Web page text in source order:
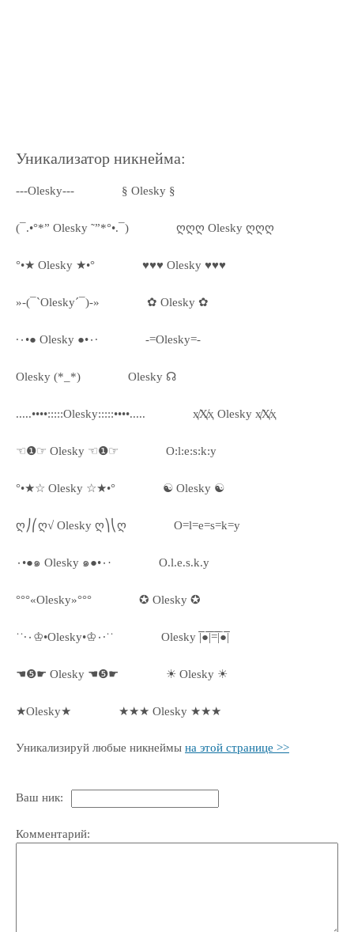
Уникализатор никнейма:
---Olesky--- § Olesky §
(¯.•°*” Olesky ˜”*°•.¯) ღღღ Olesky ღღღ
°•★ Olesky ★•° ♥♥♥ Olesky ♥♥♥
»-(¯`Olesky´¯)-» ✿ Olesky ✿
·٠•● Olesky ●•٠· -=Olesky=-
Olesky (*_*) Olesky ☊
.....••••:::::Olesky:::::••••..... ҳ̸Ҳ̸ҳ Olesky ҳ̸Ҳ̸ҳ
☜❶☞ Olesky ☜❶☞ O:l:e:s:k:y
°•★☆ Olesky ☆★•° ☯ Olesky ☯
ღ⎠⎛ღ√ Olesky ღ⎞⎝ღ O=l=e=s=k=y
٠•●๑ Olesky ๑●•٠· O.l.e.s.k.y
°°°«Olesky»°°° ✪ Olesky ✪
˙˙·٠♔•Olesky•♔٠·˙˙ Olesky |̅̅●̅̅|̅̅=̅̅|̅●̅̅|
☚❺☛ Olesky ☚❺☛ ☀ Olesky ☀
★Olesky★ ★★★ Olesky ★★★
Уникализируй любые никнеймы на этой странице >>
Ваш ник:
Комментарий: